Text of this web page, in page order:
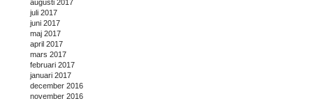
augusti 2017
juli 2017
juni 2017
maj 2017
april 2017
mars 2017
februari 2017
januari 2017
december 2016
november 2016